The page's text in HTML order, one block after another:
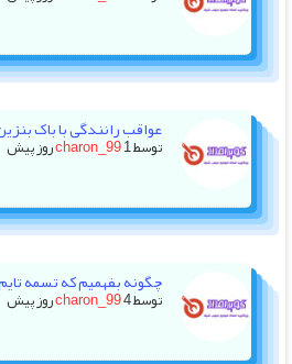
عواقب رانندگی با باک بنزین
توسط charon_991 روز پیش
چگونه بفهمیم که تسمه تایم
توسط charon_994 روز پیش